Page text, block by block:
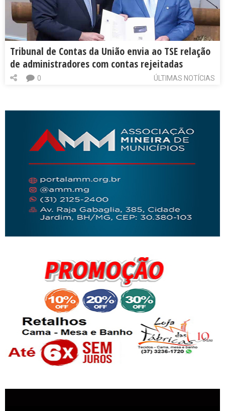
Tribunal de Contas da União envia ao TSE relação
de administradores com contas rejeitadas
ÚLTIMAS NOTÍCIAS
0